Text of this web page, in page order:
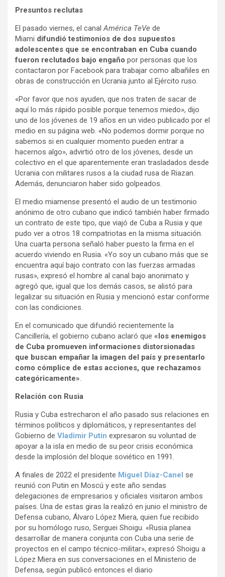
Presuntos reclutas
El pasado viernes, el canalAmérica TeVe de
Miami difundió testimonios de dos supuestos
adolescentes que se encontraban en Cuba cuando
fueron reclutados bajo engaño por personas que los
contactaron por Facebook para trabajar como albañiles en
obras de construcción en Ucrania junto al Ejército ruso.
«Por favor que nos ayuden, que nos traten de sacar de
aquí lo más rápido posible porque tenemos miedo», dijo
uno de los jóvenes de 19 años en un video publicado por el
medio en su página web. «No podemos dormir porque no
sabemos si en cualquier momento pueden entrar a
hacernos algo», advirtió otro de los jóvenes, desde un
colectivo en el que aparentemente eran trasladados desde
Ucrania con militares rusos a la ciudad rusa de Riazan.
Además, denunciaron haber sido golpeados.
El medio miamense presentó el audio de un testimonio
anónimo de otro cubano que indicó también haber firmado
un contrato de este tipo, que viajó de Cuba a Rusia y que
pudo ver a otros 18 compatriotas en la misma situación.
Una cuarta persona señaló haber puesto la firma en el
acuerdo viviendo en Rusia. «Yo soy un cubano más que se
encuentra aquí bajo contrato con las fuerzas armadas
rusas», expresó el hombre al canal bajo anonimato y
agregó que, igual que los demás casos, se alistó para
legalizar su situación en Rusia y mencionó estar conforme
con las condiciones.
En el comunicado que difundió recientemente la
Cancillería, el gobierno cubano aclaró que «los enemigos
de Cuba promueven informaciones distorsionadas
que buscan empañar la imagen del país y presentarlo
como cómplice de estas acciones, que rechazamos
categóricamente».
Relación con Rusia
Rusia y Cuba estrecharon el año pasado sus relaciones en
términos políticos y diplomáticos, y representantes del
Gobierno de Vladimir Putin expresaron su voluntad de
apoyar a la isla en medio de su peor crisis económica
desde la implosión del bloque soviético en 1991.
A finales de 2022 el presidente Miguel Díaz-Canel se
reunió con Putin en Moscú y este año sendas
delegaciones de empresarios y oficiales visitaron ambos
países. Una de estas giras la realizó en junio el ministro de
Defensa cubano, Álvaro López Miera, quien fue recibido
por su homólogo ruso, Serguei Shoigu. «Rusia planea
desarrollar de manera conjunta con Cuba una serie de
proyectos en el campo técnico-militar», expresó Shoigu a
López Miera en sus conversaciones en el Ministerio de
Defensa, según publicó entonces el diario